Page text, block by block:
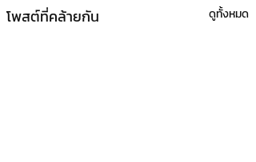
โพสต์ที่คล้ายกัน ดูทั้งหมด